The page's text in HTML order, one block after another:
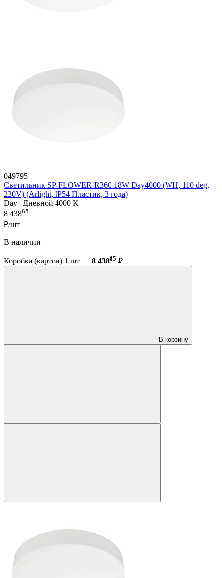
049795
Светильник SP-FLOWER-R360-18W Day4000 (WH, 110 deg,
230V) (Arlight, IP54 Пластик, 3 года)
Day | Дневной 4000 K
8 43885
₽/шт
В наличии
Коробка (картон) 1 шт — 8 43885 ₽
В корзину